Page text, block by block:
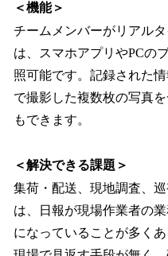
＜機能＞
チームメンバーがリアル
は、スマホアプリやPCの
照可能です。記録された
で撮影した複数枚の写真
もできます。
＜解決できる課題＞
集荷・配送、現地調査、
は、日報が現場作業者の
になっていることが多く